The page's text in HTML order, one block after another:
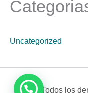
Uncategorized
Todos los